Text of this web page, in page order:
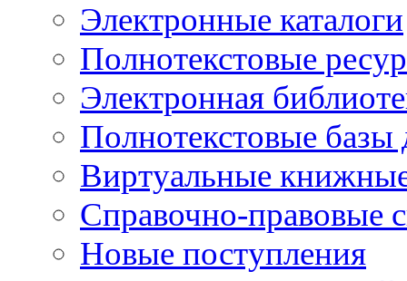
Электронные каталоги
Полнотекстовые
Электронная
Полнотекстовые
Виртуальные
Справочно-правовые
Новые поступления